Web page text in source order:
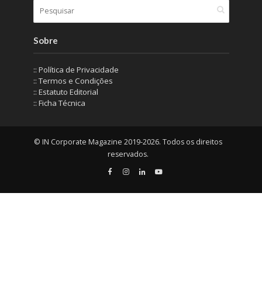
Sobre
:: Política de Privacidade
:: Termos e Condições
:: Estatuto Editorial
:: Ficha Técnica
© IN Corporate Magazine 2019-2026. Todos os direitos
reservados.